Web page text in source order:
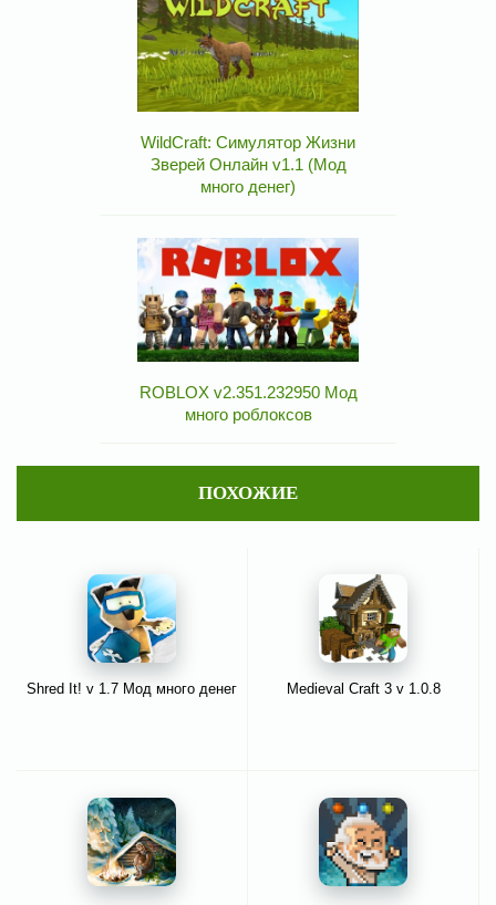
WildCraft: Симулятор Жизни
Зверей Онлайн v1.1 (Мод
много денег)
ROBLOX v2.351.232950 Мод
много роблоксов
ПОХОЖИЕ
Shred It! v 1.7 Мод много денег Medieval Craft 3 v 1.0.8